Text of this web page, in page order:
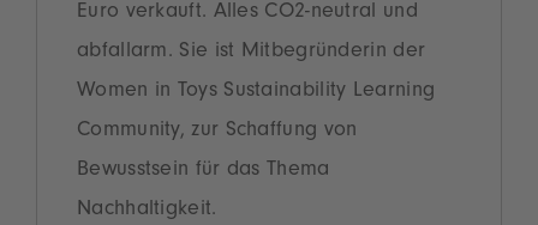
Euro verkauft. Alles CO2-neutral und
abfallarm. Sie ist Mitbegründerin der
Women in Toys Sustainability Learning
Community, zur Schaffung von
Bewusstsein für das Thema
Nachhaltigkeit.